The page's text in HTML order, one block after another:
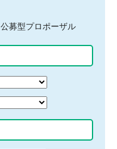
公募型プロポーザル